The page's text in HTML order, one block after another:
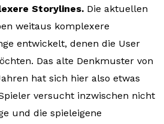
Storylines. Die aktuellen
weitaus komplexere
entwickelt, denen die User
Das alte Denkmuster von
hat sich hier also etwas
versucht inzwischen nicht
und die spieleigene